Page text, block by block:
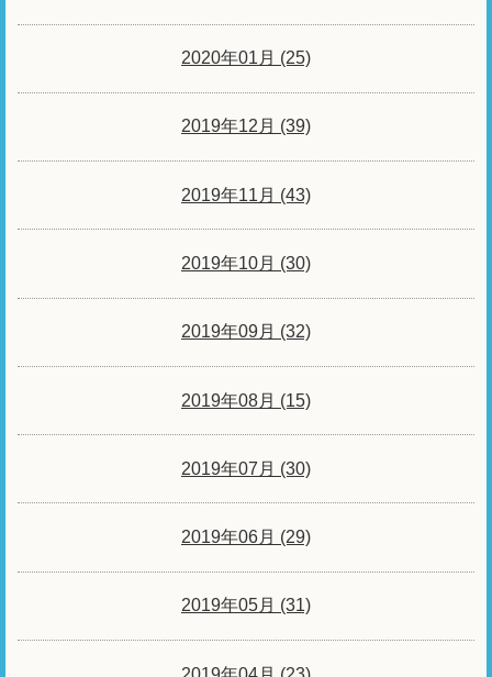
2020年01月 (25)
2019年12月 (39)
2019年11月 (43)
2019年10月 (30)
2019年09月 (32)
2019年08月 (15)
2019年07月 (30)
2019年06月 (29)
2019年05月 (31)